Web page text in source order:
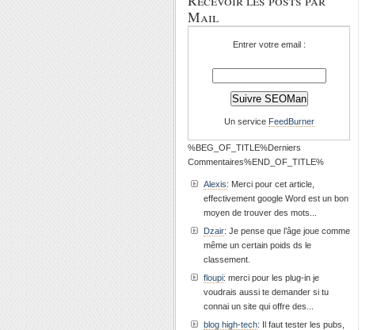
Mail
Entrer votre email :
Un service FeedBurner
%BEG_OF_TITLE%Derniers
Commentaires%END_OF_TITLE%
Alexis: Merci pour cet article,
effectivement google Word est un bon
moyen de trouver des mots...
Dzair: Je pense que l’âge joue comme
même un certain poids ds le
classement.
floupi: merci pour les plug-in je
voudrais aussi te demander si tu
connai un site qui offre des...
blog high-tech: Il faut tester les pubs,